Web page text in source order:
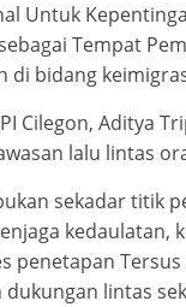
Untuk
Tempat
bidang
Cilegon, Aditya
lalu lintas
sekadar titik
kedaulatan,
penetapan
lintas